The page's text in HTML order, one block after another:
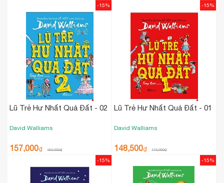
Lũ Trẻ Hư Nhất Quả Đất - 02
David Walliams
157,000₫ 185,000₫
-15%
Lũ Trẻ Hư Nhất Quả Đất - 01
David Walliams
148,500₫ 175,000₫
-15%
-15% -15%